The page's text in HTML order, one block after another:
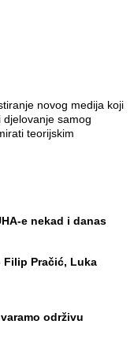
novog medija koji
samog
teorijskim
e nekad i danas
Filip Pračić, Luka
održivu